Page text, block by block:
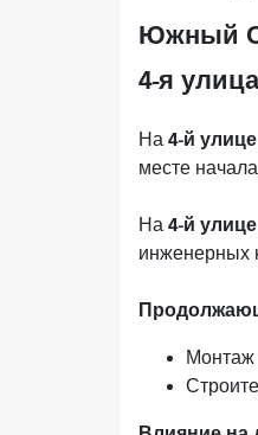
Южный
4-я
На 4-й
месте
На 4-й
инженерных
Монтаж